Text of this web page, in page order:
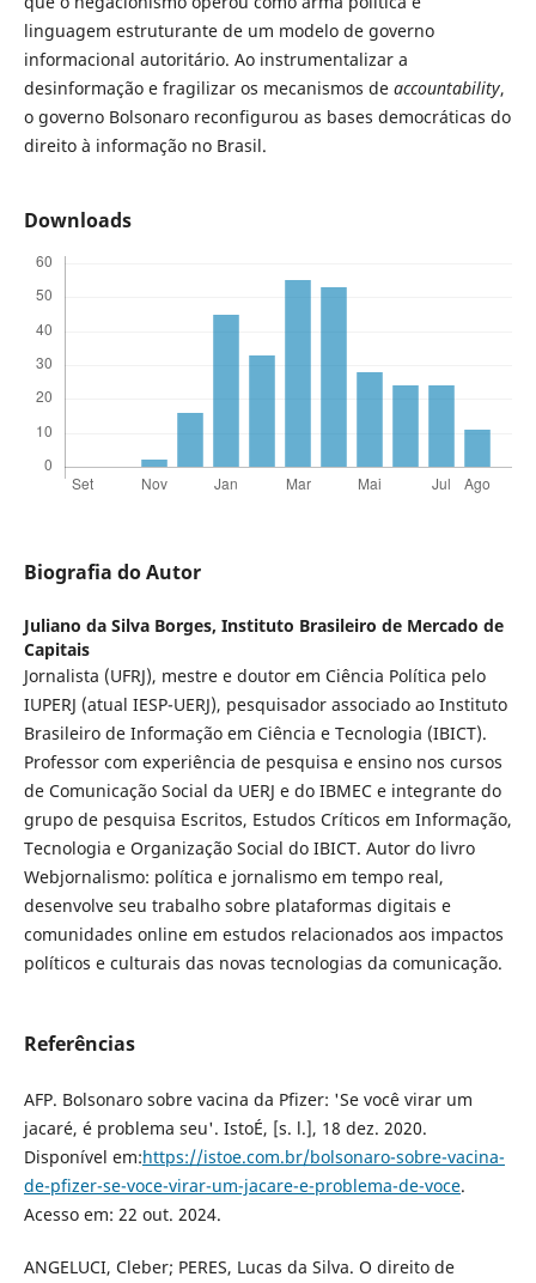
linguagem estruturante de um modelo de governo
informacional autoritário. Ao instrumentalizar a
desinformação e fragilizar os mecanismos de accountability,
o governo Bolsonaro reconfigurou as bases democráticas do
direito à informação no Brasil.
Downloads
Biografia do Autor
Juliano da Silva Borges, Instituto Brasileiro de Mercado de
Capitais
Jornalista (UFRJ), mestre e doutor em Ciência Política pelo
IUPERJ (atual IESP-UERJ), pesquisador associado ao Instituto
Brasileiro de Informação em Ciência e Tecnologia (IBICT).
Professor com experiência de pesquisa e ensino nos cursos
de Comunicação Social da UERJ e do IBMEC e integrante do
grupo de pesquisa Escritos, Estudos Críticos em Informação,
Tecnologia e Organização Social do IBICT. Autor do livro
Webjornalismo: política e jornalismo em tempo real,
desenvolve seu trabalho sobre plataformas digitais e
comunidades online em estudos relacionados aos impactos
políticos e culturais das novas tecnologias da comunicação.
Referências
AFP. Bolsonaro sobre vacina da Pfizer: 'Se você virar um
jacaré, é problema seu'. IstoÉ, [s. l.], 18 dez. 2020.
Disponível em:https://istoe.com.br/bolsonaro-sobre-vacina-
de-pfizer-se-voce-virar-um-jacare-e-problema-de-voce.
Acesso em: 22 out. 2024.
ANGELUCI, Cleber; PERES, Lucas da Silva. O direito de